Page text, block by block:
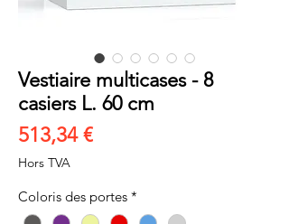
Vestiaire multicases - 8
casiers L. 60 cm
513,34 €Prix
Hors TVA
Coloris des portes *